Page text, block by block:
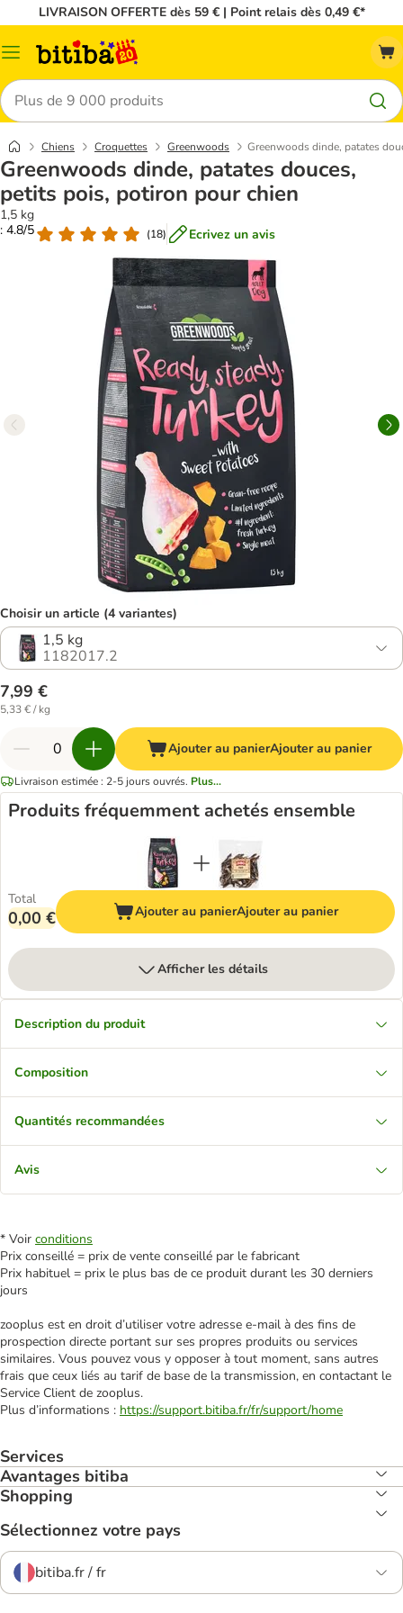
LIVRAISON OFFERTE dès 59 € | Point relais dès 0,49 €*
Menu
Rechercher
Chiens Croquettes Greenwoods Greenwoods dinde, patates
Greenwoods dinde, patates douces,
petits pois, potiron pour chien
1,5 kg
: 4.8/5
(18) Ecrivez un avis
Choisir un article (4 variantes)
1,5 kg
1182017.2
7,99 €
5,33 € / kg
Ajouter au panierAjouter au panier
Livraison estimée : 2-5 jours ouvrés. Plus...
Produits fréquemment achetés ensemble
Total
0,00 € Ajouter au panierAjouter au panier
Afficher les détails
Description du produit
Composition
Quantités recommandées
Avis
* Voir conditions
Prix conseillé = prix de vente conseillé par le fabricant
Prix habituel = prix le plus bas de ce produit durant les 30 derniers
jours
zooplus est en droit d’utiliser votre adresse e‑mail à des fins de
prospection directe portant sur ses propres produits ou services
similaires. Vous pouvez vous y opposer à tout moment, sans autres
frais que ceux liés au tarif de base de la transmission, en contactant le
Service Client de zooplus.
Plus d’informations : https://support.bitiba.fr/fr/support/home
Services
Avantages bitiba
Shopping
Sélectionnez votre pays
bitiba.fr / fr